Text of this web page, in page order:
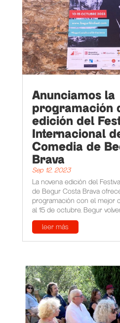
Anunciamos la
programación
edición del
Internacional
Comedia de
Brava
Sep 12, 2023
La novena edición del
de Begur Costa Brava
programación con el mejor
al 15 de octubre, Begur
leer más